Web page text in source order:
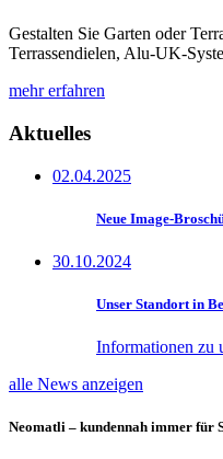
Gestalten Sie Garten oder
Terrassendielen, Alu-UK-
mehr erfahren
Aktuelles
02.04.2025
Neue Image-
30.10.2024
Unser Standort in
Informationen zu
alle News anzeigen
Neomatli – kundennah immer für